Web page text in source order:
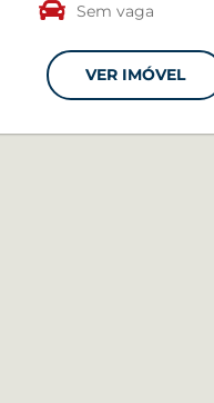
Sem vaga
VER IMÓVEL